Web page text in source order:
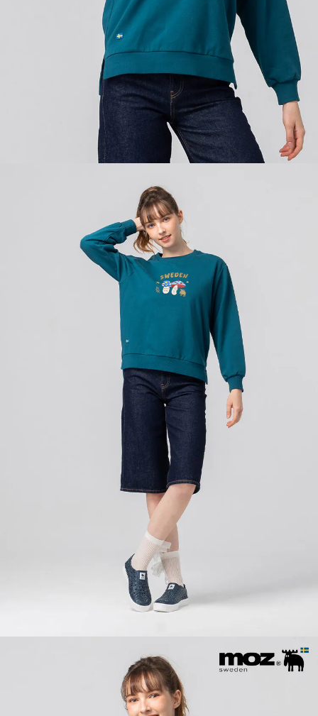
２．關於個人資料處理事宜，請瀏覽以下網址：
https://aftee.tw/terms/#terms3
３．未成年的使用者請事先徵得法定代理人或監護人之同意方可使用
「AFTEE先享後付」，若未經同意申辦者引起之損失，本公司不負相關責
４．使用「AFTEE先享後付」時，將依據個別帳號之用戶狀況，依本公司即
時審查核予不同之上限額度；若仍有額度不足之情形，本公司將視審查結果
請求用戶進行身份認證。
５．嚴禁一人註冊多個帳號或使用他人資訊註冊。若發現惡意使用之情形，
恩沛科技股份有限公司將有權停止該用戶之使用額度並採取法律行動。